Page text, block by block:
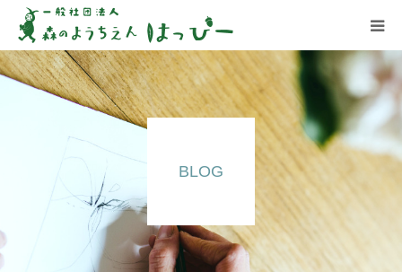
BLOG
はっぴーについて
はっぴーの保育
お知らせ
ブログ